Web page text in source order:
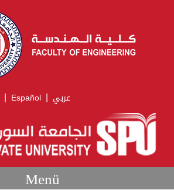
| Español | عربي
Menü